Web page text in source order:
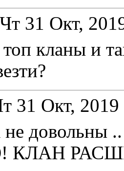
31 Окт,
кланы и
31 Окт,
не довольны